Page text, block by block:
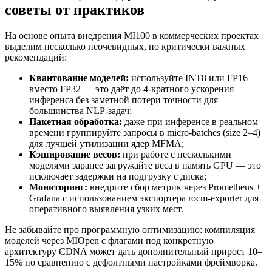
советы от практиков
На основе опыта внедрения MI100 в коммерческих проектах
выделим несколько неочевидных, но критически важных
рекомендаций:
Квантование моделей: используйте INT8 или FP16
вместо FP32 — это даёт до 4-кратного ускорения
инференса без заметной потери точности для
большинства NLP-задач;
Пакетная обработка: даже при инференсе в реальном
времени группируйте запросы в micro-batches (size 2–4)
для лучшей утилизации ядер MFMA;
Кэширование весов: при работе с несколькими
моделями заранее загружайте веса в память GPU — это
исключает задержки на подгрузку с диска;
Мониторинг: внедрите сбор метрик через Prometheus +
Grafana с использованием экспортера rocm-exporter для
оперативного выявления узких мест.
Не забывайте про программную оптимизацию: компиляция
моделей через MIOpen с флагами под конкретную
архитектуру CDNA может дать дополнительный прирост 10–
15% по сравнению с дефолтными настройками фреймворка.